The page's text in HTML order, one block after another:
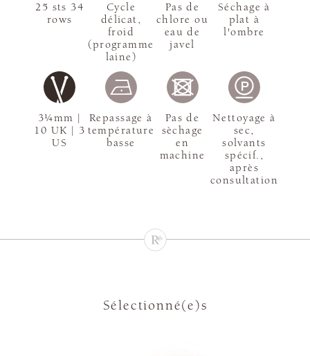
3¼mm |
10 UK | 3
US
25 sts 34
rows
Cycle
délicat,
froid
(programme
laine)
Pas de
chlore ou
eau de
javel
Séchage à
plat à
l'ombre
Repassage à
température
basse
Pas de
sèchage
en
machine
Nettoyage à
sec,
solvants
spécif.,
après
consultation
Sélectionné(e)s